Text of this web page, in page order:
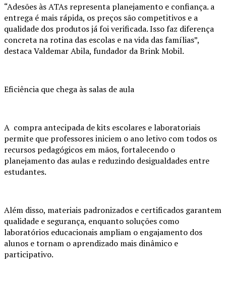
“Adesões às ATAs representa planejamento e confiança. a
entrega é mais rápida, os preços são competitivos e a
qualidade dos produtos já foi verificada. Isso faz diferença
concreta na rotina das escolas e na vida das famílias”,
destaca Valdemar Abila, fundador da Brink Mobil.
Eficiência que chega às salas de aula
A compra antecipada de kits escolares e laboratoriais
permite que professores iniciem o ano letivo com todos os
recursos pedagógicos em mãos, fortalecendo o
planejamento das aulas e reduzindo desigualdades entre
estudantes.
Além disso, materiais padronizados e certificados garantem
qualidade e segurança, enquanto soluções como
laboratórios educacionais ampliam o engajamento dos
alunos e tornam o aprendizado mais dinâmico e
participativo.